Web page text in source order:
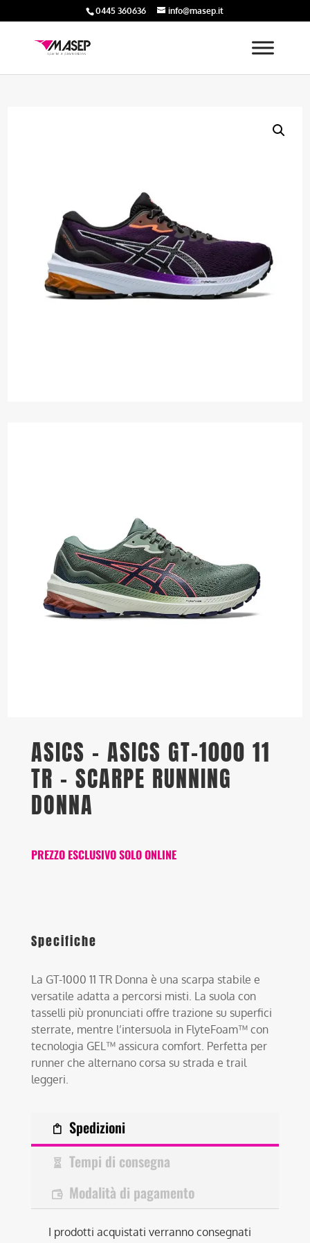
0445 360636 info@masep.it
ASICS – ASICS GT-1000 11
TR – SCARPE RUNNING
DONNA
PREZZO ESCLUSIVO SOLO ONLINE
Specifiche
La GT-1000 11 TR Donna è una scarpa stabile e
versatile adatta a percorsi misti. La suola con
tasselli più pronunciati offre trazione su superfici
sterrate, mentre l’intersuola in FlyteFoam™ con
tecnologia GEL™ assicura comfort. Perfetta per
runner che alternano corsa su strada e trail
leggeri.
Spedizioni
Tempi di consegna
Modalità di pagamento
I prodotti acquistati verranno consegnati